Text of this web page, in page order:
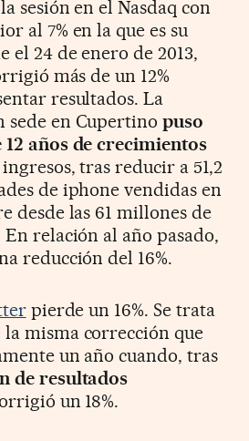
sesión en el Nasdaq con
al 7% en la que es su
el 24 de enero de 2013,
más de un 12%
resultados. La
sede en Cupertinopuso
años de crecimientos
ingresos, tras reducir a 51,2
de iphone vendidas en
desde las 61 millones de
relación al año pasado,
reducción del 16%.
pierde un 16%. Se trata
misma corrección que
un año cuando, tras
de resultados
un 18%.